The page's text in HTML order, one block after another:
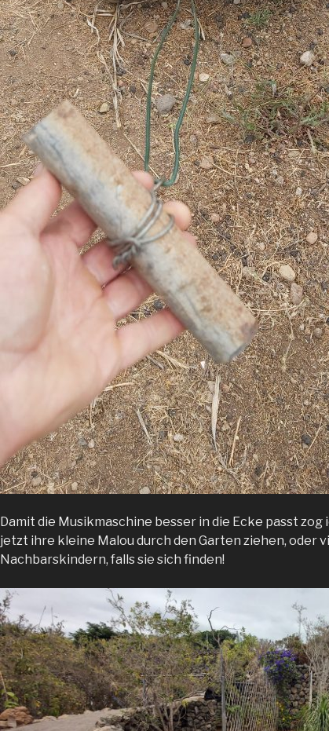
Damit die Musikmaschine besser in die Ecke passt
jetzt ihre kleine Malou durch den Garten ziehen, oder
Nachbarskindern, falls sie sich finden!